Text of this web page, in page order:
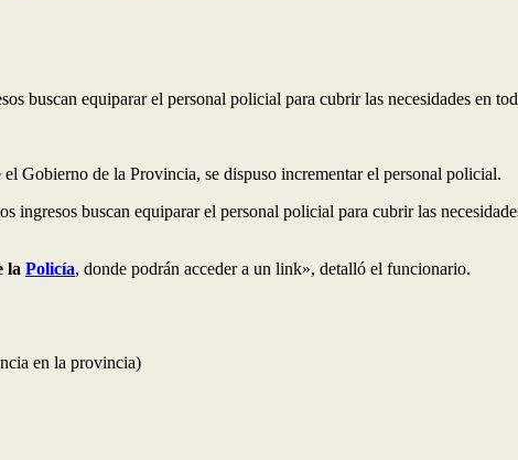
buscan equiparar el personal policial para cubrir las necesidades en
Gobierno de la Provincia, se dispuso incrementar el personal policial.
ingresos buscan equiparar el personal policial para cubrir las
la Policía, donde podrán acceder a un link», detalló el funcionario.
en la provincia)